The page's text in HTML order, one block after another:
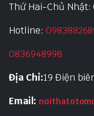
Thứ Hai-Chủ
Hotline:
0836948998
Địa Chỉ:19 Điện
Email: